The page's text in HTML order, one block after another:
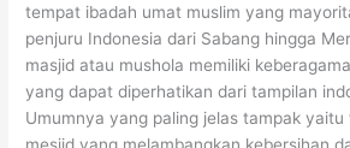
tempat ibadah umat muslim yang
penjuru Indonesia dari Sabang hingga
masjid atau mushola memiliki
yang dapat diperhatikan dari tampilan
Umumnya yang paling jelas tampak